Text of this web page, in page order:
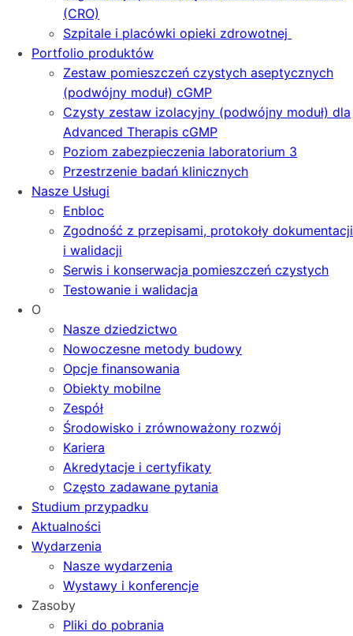
(CRO)
Szpitale i placówki opieki zdrowotnej
Portfolio produktów
Zestaw pomieszczeń czystych aseptycznych
(podwójny moduł) cGMP
Czysty zestaw izolacyjny (podwójny moduł) dla
Advanced Therapis cGMP
Poziom zabezpieczenia laboratorium 3
Przestrzenie badań klinicznych
Nasze Usługi
Enbloc
Zgodność z przepisami, protokoły dokumentacji
i walidacji
Serwis i konserwacja pomieszczeń czystych
Testowanie i walidacja
O
Nasze dziedzictwo
Nowoczesne metody budowy
Opcje finansowania
Obiekty mobilne
Zespół
Środowisko i zrównoważony rozwój
Kariera
Akredytacje i certyfikaty
Często zadawane pytania
Studium przypadku
Aktualności
Wydarzenia
Nasze wydarzenia
Wystawy i konferencje
Zasoby
Pliki do pobrania